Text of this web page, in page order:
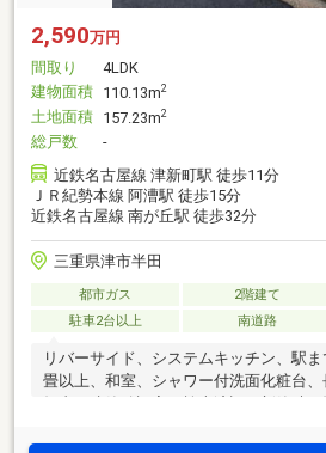
2,590万円
間取り
4LDK
建物面積 110.13m2
土地面積 157.23m2
総戸数
-
近鉄名古屋線 津新町駅 徒歩11分
ＪＲ紀勢本線 阿漕駅 徒歩15分
近鉄名古屋線 南が丘駅 徒歩32分
三重県津市半田
都市ガス 2階建て
駐車2台以上
南道路
リバーサイド、システムキッチン、駅
畳以上、和室、シャワー付洗面化粧台
可、即引渡可、市街地が近い、陽当り